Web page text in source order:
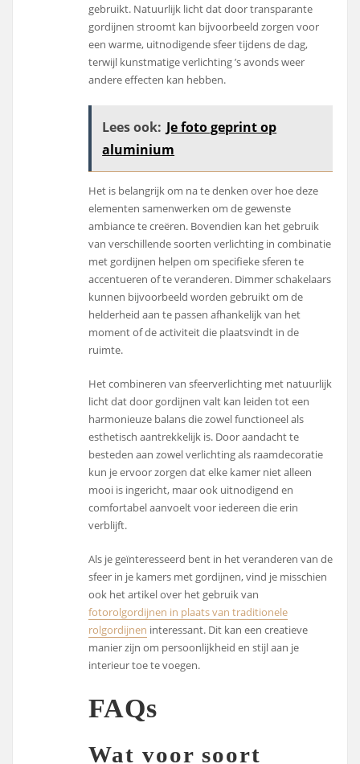
gebruikt. Natuurlijk licht dat door transparante
gordijnen stroomt kan bijvoorbeeld zorgen voor
een warme, uitnodigende sfeer tijdens de dag,
terwijl kunstmatige verlichting ’s avonds weer
andere effecten kan hebben.
Lees ook: Je foto geprint op
aluminium
Het is belangrijk om na te denken over hoe deze
elementen samenwerken om de gewenste
ambiance te creëren. Bovendien kan het gebruik
van verschillende soorten verlichting in combinatie
met gordijnen helpen om specifieke sferen te
accentueren of te veranderen. Dimmer schakelaars
kunnen bijvoorbeeld worden gebruikt om de
helderheid aan te passen afhankelijk van het
moment of de activiteit die plaatsvindt in de
ruimte.
Het combineren van sfeerverlichting met natuurlijk
licht dat door gordijnen valt kan leiden tot een
harmonieuze balans die zowel functioneel als
esthetisch aantrekkelijk is. Door aandacht te
besteden aan zowel verlichting als raamdecoratie
kun je ervoor zorgen dat elke kamer niet alleen
mooi is ingericht, maar ook uitnodigend en
comfortabel aanvoelt voor iedereen die erin
verblijft.
Als je geïnteresseerd bent in het veranderen van de
sfeer in je kamers met gordijnen, vind je misschien
ook het artikel over het gebruik van
fotorolgordijnen in plaats van traditionele
rolgordijnen interessant. Dit kan een creatieve
manier zijn om persoonlijkheid en stijl aan je
interieur toe te voegen.
FAQs
Wat voor soort